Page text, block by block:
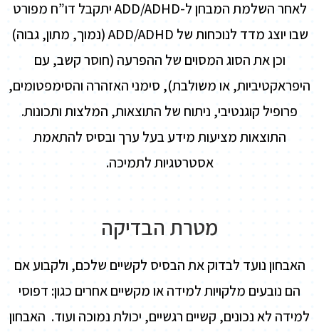
לאחר השלמת המבחן ל-ADD/ADHD יתקבל דו”ח מפורט
שבו יוצג מדד לנוכחות של ADD/ADHD (נמוך, מתון, גבוה)
וכן את הסוג המסוים של ההפרעה (חוסר קשב, עם
היפראקטיביות, או משולבת), סימני האזהרה והסימפטומים,
פרופיל קוגנטיבי, ניתוח של התוצאות, המלצות ותכונות.
התוצאות מציעות מידע בעל ערך ובסיס להתאמת
אסטרטגיות לתמיכה.
מטרת הבדיקה
האבחון נועד לבדוק את הבסיס לקשיים שלכם, ולקבוע אם
הם נובעים מלקויות למידה או מקשיים אחרים כגון: דפוסי
למידה לא נכונים, קשיים רגשיים, יכולת נמוכה ועוד. האבחון